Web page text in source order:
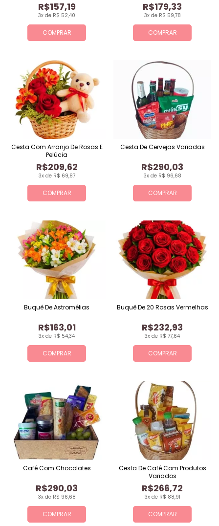
COMPRAR
3x de R$ 52,40
R$157,19
COMPRAR
3x de R$ 59,78
R$179,33
COMPRAR
3x de R$ 69,87
R$209,62
Cesta Com Arranjo De Rosas E
Pelúcia
COMPRAR
3x de R$ 96,68
R$290,03
Cesta De Cervejas Variadas
COMPRAR
3x de R$ 54,34
R$163,01
Buquê De Astromélias
COMPRAR
3x de R$ 77,64
R$232,93
Buquê De 20 Rosas Vermelhas
COMPRAR
3x de R$ 96,68
R$290,03
Café Com Chocolates
COMPRAR
3x de R$ 88,91
R$266,72
Cesta De Café Com Produtos
Variados